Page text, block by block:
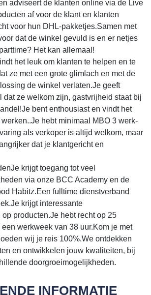
adviseert de klanten online via de Live
af voor de klant en klanten
voor hun DHL-pakketjes.Samen met
dat de winkel gevuld is en er netjes
Het kan allemaal!
het leuk om klanten te helpen en te
ze met een grote glimlach en met de
de winkel verlaten.Je geeft
dat ze welkom zijn, gastvrijheid staat bij
bent enthousiast en vindt het
werken..Je hebt minimaal MBO 3 werk-
als verkoper is altijd welkom, maar
dat je klantgericht en
krijgt toegang tot veel
via onze BCC Academy en de
Habitz.Een fulltime dienstverband
krijgt interessante
producten.Je hebt recht op 25
werkweek van 38 uur.Kom je met
wij je reis 100%.We ontdekken
en ontwikkelen jouw kwaliteiten, bij
doorgroeimogelijkheden.
INFORMATIE